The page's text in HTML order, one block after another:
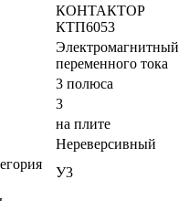
КОНТАКТОР
КТП6053
Электромагнитный
переменного тока
3 полюса
3
на плите
Нереверсивный
У3